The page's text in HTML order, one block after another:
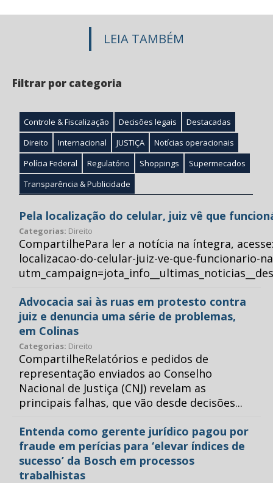
LEIA TAMBÉM
Filtrar por categoria
Controle & Fiscalização Decisões legais
Destacadas
Direito
Internacional JUSTIÇA
Notícias operacionais
Polícia Federal
Regulatório Shoppings
Supermecados
Transparência & Publicidade
Pela localização do celular, juiz vê que
Categorias: Direito
CompartilhePara ler a notícia na íntegra,
localizacao-do-celular-juiz-ve-que-funcionario-
Advocacia sai às ruas em protesto contra
juiz e denuncia uma série de problemas,
em Colinas
Categorias: Direito
CompartilheRelatórios e pedidos de
representação enviados ao Conselho
Nacional de Justiça (CNJ) revelam as
principais falhas, que vão desde decisões...
Entenda como gerente jurídico pagou por
fraude em perícias para ‘elevar índices de
sucesso’ da Bosch em processos
trabalhistas